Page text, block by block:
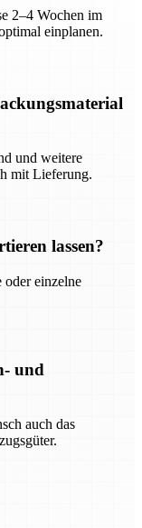
2–4 Wochen im
einplanen.
und weitere
mit Lieferung.
lassen?
einzelne
und
auch das